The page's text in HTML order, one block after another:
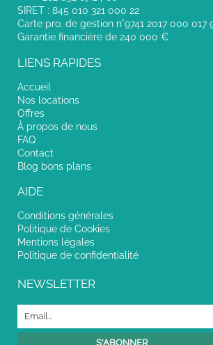
SIRET : 845 010 321 000 22
Carte pro. de gestion n°9741 2017 000 017
Garantie financière de 240 000 €
LIENS RAPIDES
Accueil
Nos locations
Offres
À propos de nous
FAQ
Contact
Blog bons plans
AIDE
Conditions générales
Politique de Cookies
Mentions légales
Politique de confidentialité
NEWSLETTER